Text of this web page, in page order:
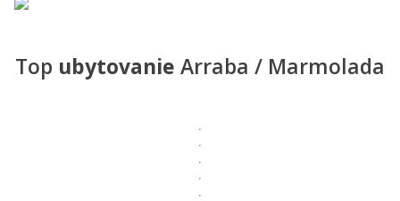
Top ubytovanie Arraba / Marmolada